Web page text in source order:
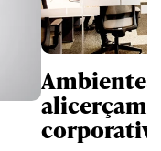
Ambientes
alicerçam